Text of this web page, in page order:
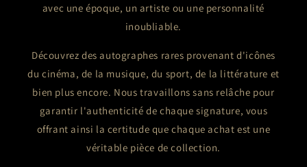
avec une époque, un artiste ou une personnalité
inoubliable.
Découvrez des autographes rares provenant d'icônes
du cinéma, de la musique, du sport, de la littérature et
bien plus encore. Nous travaillons sans relâche pour
garantir l'authenticité de chaque signature, vous
offrant ainsi la certitude que chaque achat est une
véritable pièce de collection.